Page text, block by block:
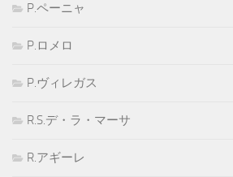
P.ペーニャ
P.ロメロ
P.ヴィレガス
R.S.デ・ラ・マーサ
R.アギーレ